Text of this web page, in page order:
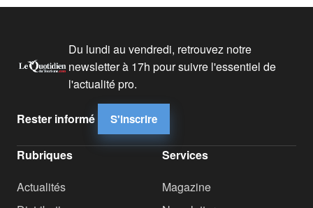
Du lundi au vendredi, retrouvez notre
newsletter à 17h pour suivre l'essentiel de
l'actualité pro.
Rester informé S'inscrire
Rubriques
Actualités
Services
Magazine